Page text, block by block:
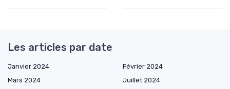
Les articles par date
Janvier 2024
Février 2024
Mars 2024
Juillet 2024